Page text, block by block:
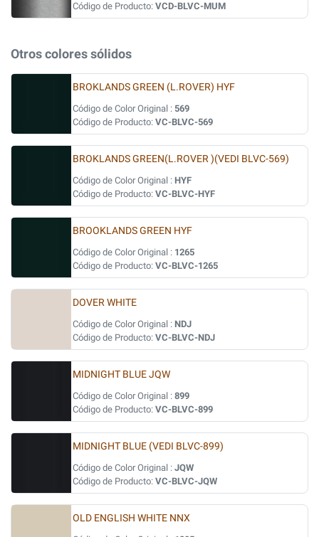
Código de Producto: VCD-BLVC-MUM
Otros colores sólidos
BROKLANDS GREEN (L.ROVER) HYF
Código de Color Original : 569
Código de Producto: VC-BLVC-569
BROKLANDS GREEN(L.ROVER )(VEDI BLVC-569)
Código de Color Original : HYF
Código de Producto: VC-BLVC-HYF
BROOKLANDS GREEN HYF
Código de Color Original : 1265
Código de Producto: VC-BLVC-1265
DOVER WHITE
Código de Color Original : NDJ
Código de Producto: VC-BLVC-NDJ
MIDNIGHT BLUE JQW
Código de Color Original : 899
Código de Producto: VC-BLVC-899
MIDNIGHT BLUE (VEDI BLVC-899)
Código de Color Original : JQW
Código de Producto: VC-BLVC-JQW
OLD ENGLISH WHITE NNX